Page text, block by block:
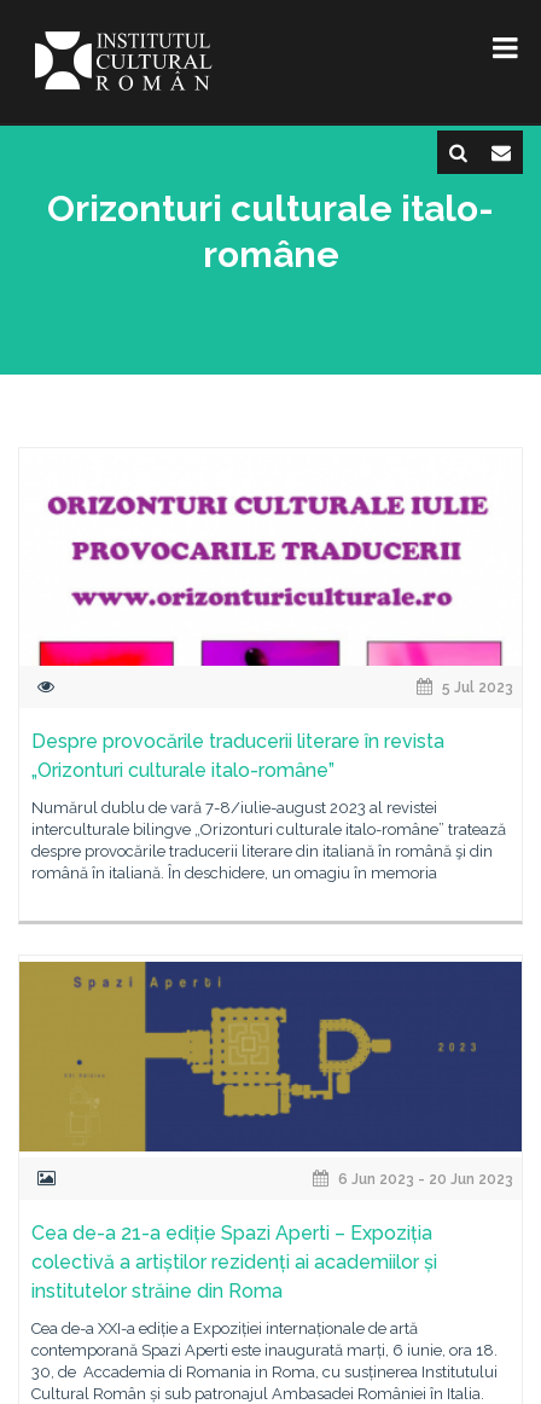
Orizonturi culturale italo-
române
5 Jul 2023
Despre provocările traducerii literare în revista
„Orizonturi culturale italo-române”
Numărul dublu de vară 7-8/iulie-august 2023 al revistei
interculturale bilingve „Orizonturi culturale italo-române” tratează
despre provocările traducerii literare din italiană în română şi din
română în italiană. În deschidere, un omagiu în memoria
6 Jun 2023 - 20 Jun 2023
Cea de-a 21-a ediție Spazi Aperti – Expoziția
colectivă a artiștilor rezidenți ai academiilor și
institutelor străine din Roma
Cea de-a XXI-a ediție a Expoziției internaționale de artă
contemporană Spazi Aperti este inaugurată marți, 6 iunie, ora 18.
30, de Accademia di Romania in Roma, cu susținerea Institutului
Cultural Român și sub patronajul Ambasadei României în Italia.